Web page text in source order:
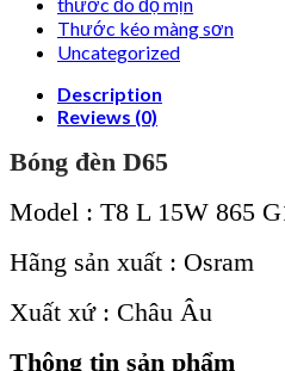
thước đo độ mịn
Thước kéo màng sơn
Uncategorized
Description
Reviews (0)
Bóng đèn D65
Model : T8 L 15W 865
Hãng sản xuất : Osram
Xuất xứ : Châu Âu
Thông tin sản phẩm